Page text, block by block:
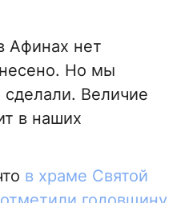
Афинах нет
Но мы
сделали. Величие
в наших
в храме Святой